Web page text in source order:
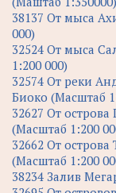
38137 От мыса
000)
32524 От мыса
1:200 000)
32574 От реки
Биоко (Масштаб
32627 От
(Масштаб 1:200
32662 От
(Масштаб 1:200
38234 Залив